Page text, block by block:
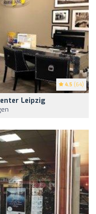
4.5 (64)
Leipzig